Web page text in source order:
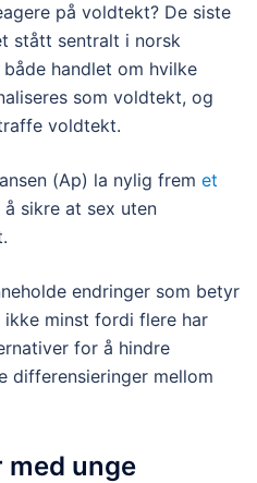
på voldtekt? De siste
stått sentralt i norsk
handlet om hvilke
som voldtekt, og
voldtekt.
(Ap) la nylig frem et
sikre at sex uten
endringer som betyr
minst fordi flere har
for å hindre
differensieringer mellom
unge